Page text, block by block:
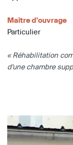
Maître d'ouvrage
Particulier
« Réhabilitation
d'une chambre